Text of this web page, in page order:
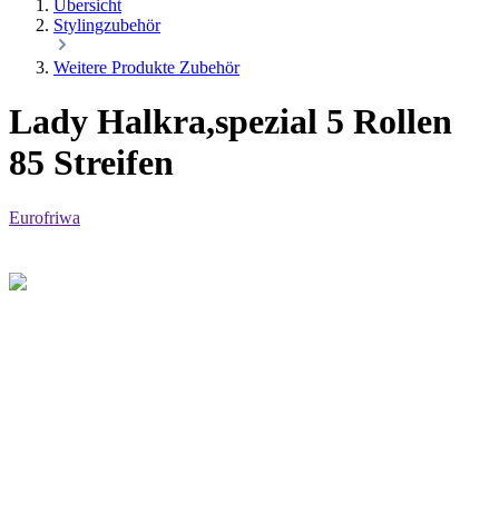
Übersicht
Stylingzubehör
Weitere Produkte Zubehör
Lady Halkra,spezial 5 Rollen
85 Streifen
Eurofriwa